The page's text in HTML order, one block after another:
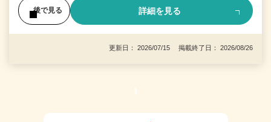
後で見る 詳細を見る
更新日： 2026/07/15 掲載終了日： 2026/08/26
1